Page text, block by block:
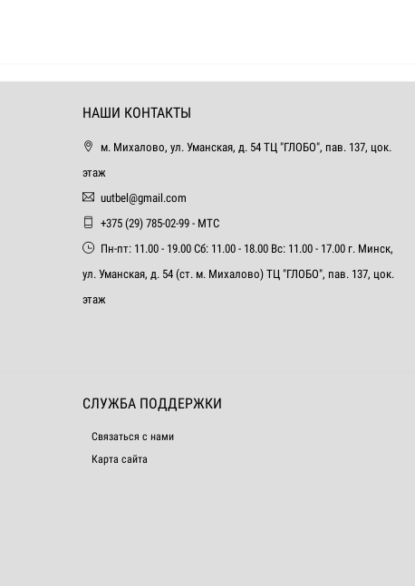
НАШИ КОНТАКТЫ
м. Михалово, ул. Уманская, д. 54 ТЦ "ГЛОБО", пав. 137, цок.
этаж
uutbel@gmail.com
+375 (29) 785-02-99 - МТС
Пн-пт: 11.00 - 19.00 Сб: 11.00 - 18.00 Вс: 11.00 - 17.00 г. Минск,
ул. Уманская, д. 54 (ст. м. Михалово) ТЦ "ГЛОБО", пав. 137, цок.
этаж
СЛУЖБА ПОДДЕРЖКИ
Связаться с нами
Карта сайта